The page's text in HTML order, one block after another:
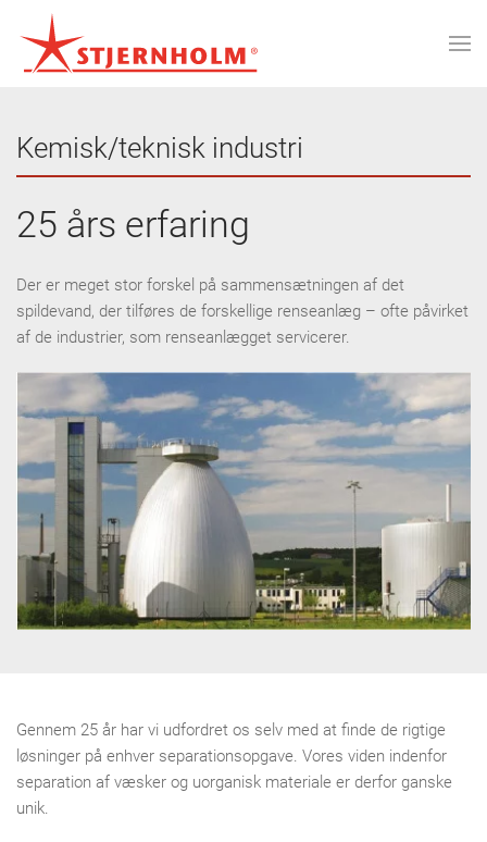
Kemisk/teknisk industri
25 års erfaring
Der er meget stor forskel på sammensætningen af det
spildevand, der tilføres de forskellige renseanlæg – ofte påvirket
af de industrier, som renseanlægget servicerer.
Gennem 25 år har vi udfordret os selv med at finde de rigtige
løsninger på enhver separationsopgave. Vores viden indenfor
separation af væsker og uorganisk materiale er derfor ganske
unik.